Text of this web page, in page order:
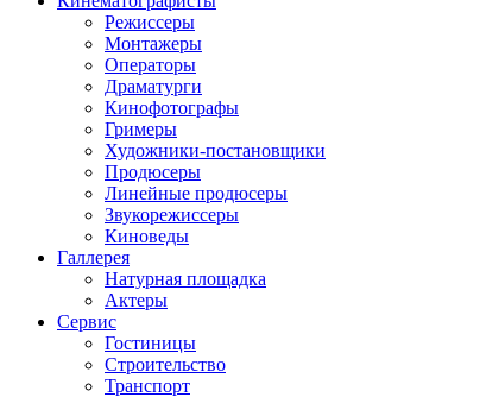
Режиссеры
Монтажеры
Операторы
Драматурги
Кинофотографы
Гримеры
Художники-постановщики
Продюсеры
Линейные продюсеры
Звукорежиссеры
Киноведы
Галлерея
Натурная площадка
Актеры
Сервис
Гостиницы
Строительство
Транспорт